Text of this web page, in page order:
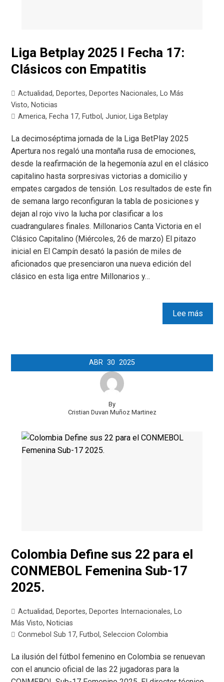
Liga Betplay 2025 I Fecha 17:
Clásicos con Empatitis
Actualidad, Deportes, Deportes Nacionales, Lo Más
Visto, Noticias
America, Fecha 17, Futbol,Junior, Liga Betplay
La decimoséptima jornada de la Liga BetPlay 2025
Apertura nos regaló una montaña rusa de emociones,
desde la reafirmación de la hegemonía azul en el clásico
capitalino hasta sorpresivas victorias a domicilio y
empates cargados de tensión. Los resultados de este fin
de semana largo reconfiguran la tabla de posiciones y
dejan al rojo vivo la lucha por clasificar a los
cuadrangulares finales. Millonarios Canta Victoria en el
Clásico Capitalino (Miércoles, 26 de marzo) El pitazo
inicial en El Campín desató la pasión de miles de
aficionados que presenciaron una nueva edición del
clásico en esta liga entre Millonarios y…
Lee más
ABR 30 2025
By
Cristian Duvan Muñoz Martinez
Colombia Define sus 22 para el
CONMEBOL Femenina Sub-17
2025.
Actualidad,Deportes,Deportes Internacionales,Lo
Más Visto,Noticias
Conmebol Sub 17,Futbol,Seleccion Colombia
La ilusión del fútbol femenino en Colombia se renuevan
con el anuncio oficial de las 22 jugadoras para la